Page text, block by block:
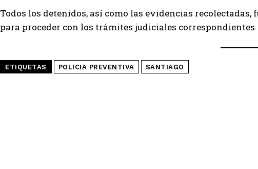
Todos los detenidos, así como las evidencias
para proceder con los trámites judiciales correspondientes.
ETIQUETAS POLICIA PREVENTIVA SANTIAGO